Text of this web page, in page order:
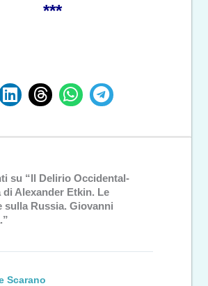
***
su “Il Delirio Occidental-
di Alexander Etkin. Le
sulla Russia. Giovanni
Scarano